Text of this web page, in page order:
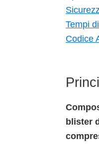
Tempi
Codice
blister